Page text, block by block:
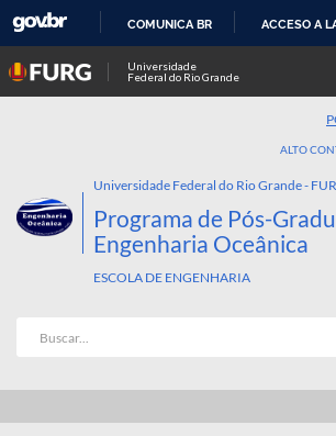
COMUNICA BR ACCESO A
Universidade
Federal do Rio Grande
ALTO
Universidade Federal do Rio Grande -
Programa de Pós-
Engenharia Oceânica
ESCOLA DE ENGENHARIA